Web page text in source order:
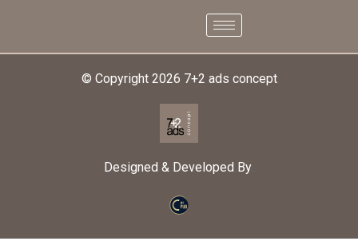
© Copyright 2026 7+2 ads concept
Designed & Developed By